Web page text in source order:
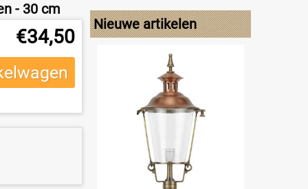
- 30 cm
€34,50
Nieuwe artikelen